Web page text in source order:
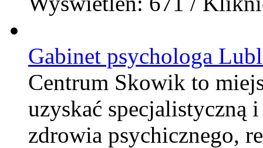
Gabinet psychologa
Centrum Skowik to
uzyskać specjalistyczną
zdrowia psychicznego,